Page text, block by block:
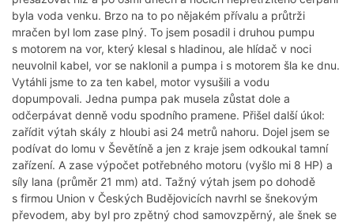
byla voda venku. Brzo na to po nějakém přívalu a průtrži
mračen byl lom zase plný. To jsem posadil i druhou pumpu
s motorem na vor, který klesal s hladinou, ale hlídač v noci
neuvolnil kabel, vor se naklonil a pumpa i s motorem šla ke dnu.
Vytáhli jsme to za ten kabel, motor vysušili a vodu
dopumpovali. Jedna pumpa pak musela zůstat dole a
odčerpávat denně vodu spodního pramene. Přišel další úkol:
zařídit výtah skály z hloubi asi 24 metrů nahoru. Dojel jsem se
podívat do lomu v Ševětíně a jen z kraje jsem odkoukal tamní
zařízení. A zase výpočet potřebného motoru (vyšlo mi 8 HP) a
síly lana (průměr 21 mm) atd. Tažný výtah jsem po dohodě
s firmou Union v Českých Budějovicích navrhl se šnekovým
převodem, aby byl pro zpětný chod samovzpěrný, ale šnek se